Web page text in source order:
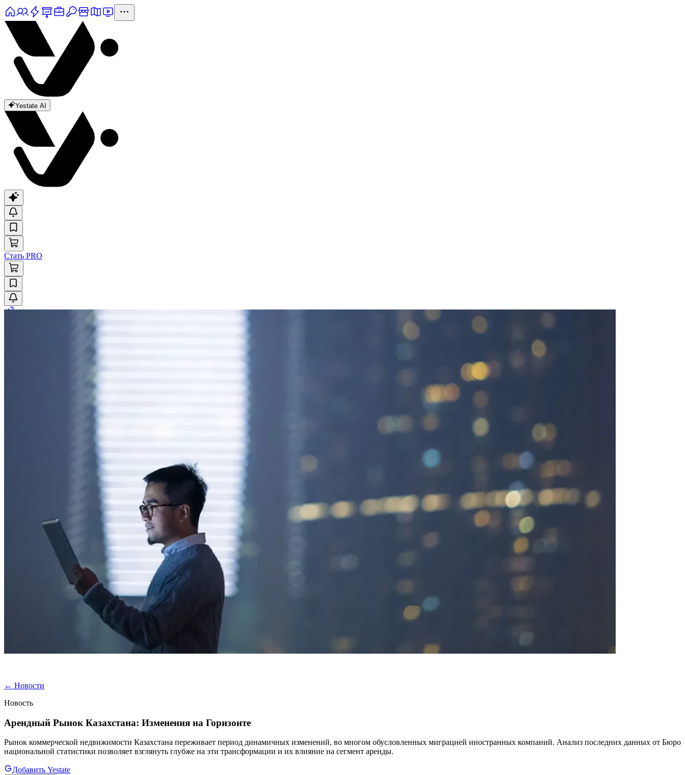
Yestate AI
Стать PRO
← Новости
Новость
Арендный Рынок Казахстана: Изменения на Горизонте
Рынок коммерческой недвижимости Казахстана переживает период динамичных изменений, во многом обусловленных миграцией иностранных компаний. Анализ последних данных от Бюро
национальной статистики позволяет взглянуть глубже на эти трансформации и их влияние на сегмент аренды.
Добавить Yestate